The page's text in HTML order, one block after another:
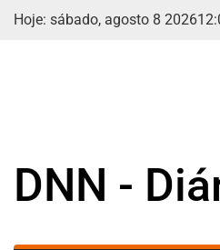
Skip
Hoje: sábado, agosto 8 202612:
DNN -